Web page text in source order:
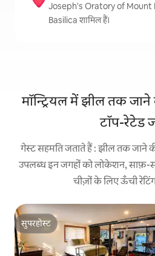
Joseph's Oratory of
Basilica शामिल हैं।
मॉन्ट्रियल में झील तक जाने
टॉप-रेटेड
गेस्ट सहमति जताते हैं : झील तक जाने
उपलब्ध इन जगहों को लोकेशन,
चीज़ों के लिए ऊँची
सुपरहोस्ट
सुपरहोस्ट